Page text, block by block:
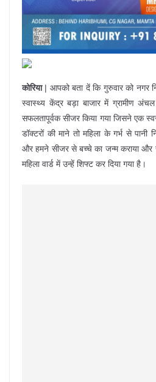
कोरिया| आपको बता दें कि गुरुवार को नगर
स्वास्थ्य केंद्र बड़ा बाजार में ग्रामीण
सफलतापूर्वक सीजर किया गया जिसने एक
डॉक्टरों की माने तो महिला के गर्भ से
और हमने सीजर से बच्चे का जन्म कराया और
महिला वार्ड में उन्हें शिफ्ट कर दिया गया है।